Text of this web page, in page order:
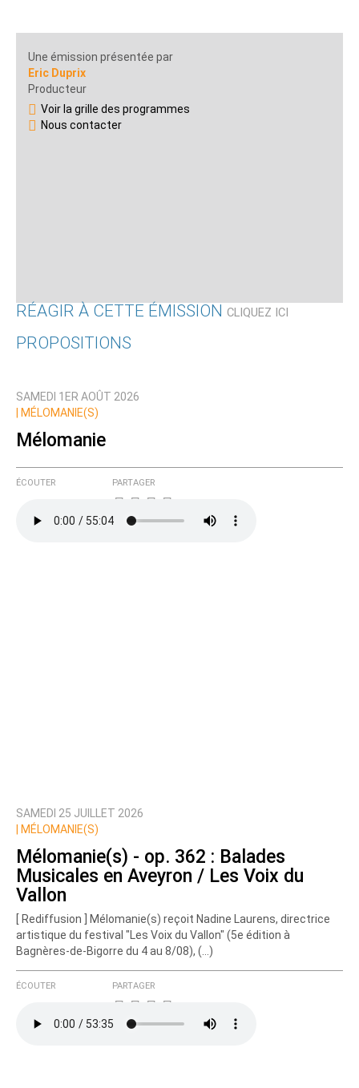
Une émission présentée par
Eric Duprix
Producteur
Voir la grille des programmes
Nous contacter
RÉAGIR À CETTE ÉMISSION CLIQUEZ ICI
Nom
Courriel (non publié)
Prévenez-moi de tous les nouveaux commentaires
PROPOSITIONS
SAMEDI 1ER AOÛT 2026
MÉLOMANIE(S)
Mélomanie
ÉCOUTER PARTAGER
SAMEDI 25 JUILLET 2026
MÉLOMANIE(S)
Mélomanie(s) - op. 362 : Balades
Musicales en Aveyron / Les Voix du
Vallon
[ Rediffusion ] Mélomanie(s) reçoit Nadine Laurens, directrice
artistique du festival "Les Voix du Vallon" (5e édition à
Bagnères-de-Bigorre du 4 au 8/08), (…)
ÉCOUTER PARTAGER